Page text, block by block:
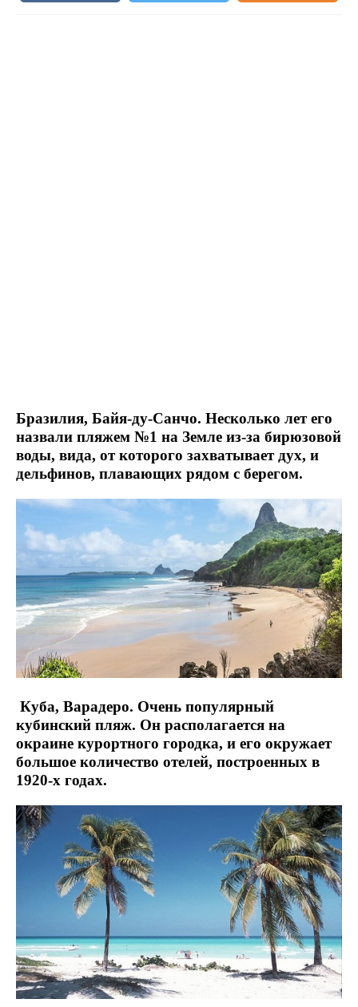
Бразилия, Байя-ду-Санчо. Несколько лет его
назвали пляжем №1 на Земле из-за бирюзовой
воды, вида, от которого захватывает дух, и
дельфинов, плавающих рядом с берегом.
Куба, Варадеро. Очень популярный
кубинский пляж. Он располагается на
окраине курортного городка, и его окружает
большое количество отелей, построенных в
1920-х годах.